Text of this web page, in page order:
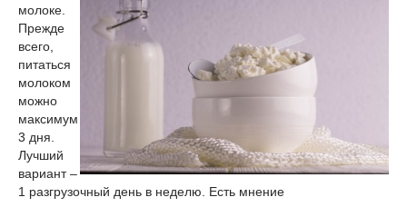
молоке.
Прежде
всего,
питаться
молоком
можно
максимум
3 дня.
Лучший
вариант –
1 разгрузочный день в неделю. Есть мнение